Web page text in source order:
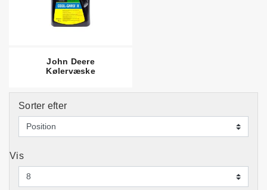
John Deere
Kølervæske
Sorter efter
Vis